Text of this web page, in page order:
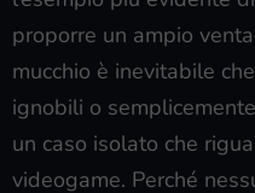
proporre un ampio
mucchio è inevitabile
ignobili o
un caso isolato che
videogame. Perché